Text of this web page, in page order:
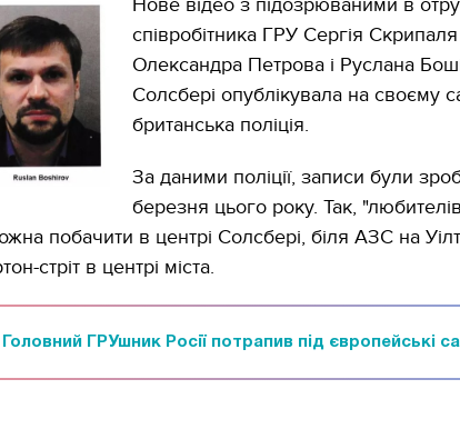
Нове відео з підозрюваними в
співробітника ГРУ Сергія Скрипаля
Олександра Петрова і Руслана
Солсбері опублікувала на своєму
британська поліція.
За даними поліції, записи були
березня цього року. Так,
побачити в центрі Солсбері, біля АЗС на
стріт в центрі міста.
Головний ГРУшник Росії потрапив під європейські